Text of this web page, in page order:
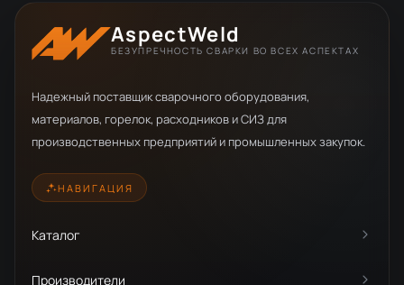
AspectWeld
БЕЗУПРЕЧНОСТЬ СВАРКИ ВО ВСЕХ АСПЕКТАХ
Надежный поставщик сварочного оборудования,
материалов, горелок, расходников и СИЗ для
производственных предприятий и промышленных закупок.
НАВИГАЦИЯ
Каталог
Производители